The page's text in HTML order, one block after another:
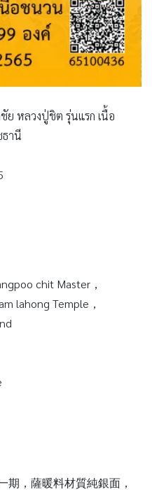
หลวงปู่ชิต รุ่นแรก เนื้อ
านี
chit Master，
lahong Temple，
期，薩暖料材質純銀面，